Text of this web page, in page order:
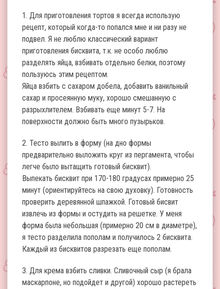
1. Для приготовления тортов я всегда использую
рецепт, который когда-то попался мне и ни разу не
подвел. Я не люблю классический вариант
приготовления бисквита, т.к. не особо люблю
разделять яйца, взбивать отдельно белки, поэтому
пользуюсь этим рецептом.
Яйца взбить с сахаром добела, добавить ванильный
сахар и просеянную муку, хорошо смешанную с
разрыхлителем. Взбивать еще минут 5-7. На
поверхности должно быть много пузырьков.
2. Тесто вылить в форму (на дно формы
предварительно выложить круг из пергамента, чтобы
легче было вытащить готовый бисквит).
Выпекать бисквит при 170-180 градусах примерно 25
минут (ориентируйтесь на свою духовку). Готовность
проверить деревянной шпажкой. Готовый бисвит
извлечь из формы и остудить на решетке. У меня
форма была небольшая (примерно 20 см в диаметре),
я тесто разделила пополам и получилось 2 бисквита.
Каждый из бисквитов разрезать еще пополам.
3. Для крема взбить сливки. Сливочный сыр (я брала
маскарпоне, но подойдет и другой) хорошо растереть